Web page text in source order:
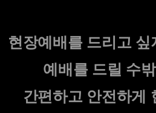
현장예배를 드리고
예배를 드릴 수
간편하고 안전하게